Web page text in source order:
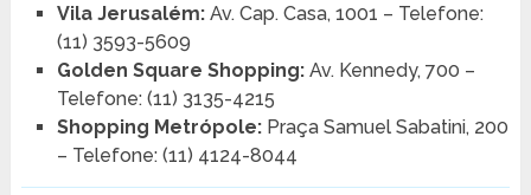
Vila Jerusalém: Av. Cap. Casa, 1001 – Telefone:
(11) 3593-5609
Golden Square Shopping:Av. Kennedy, 700 –
Telefone: (11) 3135-4215
Shopping Metrópole:Praça Samuel Sabatini, 200
– Telefone: (11) 4124-8044